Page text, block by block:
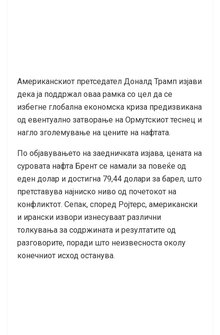
Американскиот претседател Доналд Трамп изјави
дека ја поддржал оваа рамка со цел да се
избегне глобална економска криза предизвикана
од евентуално затворање на Ормутскиот теснец и
нагло зголемување на цените на нафтата.
По објавувањето на заедничката изјава, цената на
суровата нафта Брент се намали за повеќе од
еден долар и достигна 79,44 долари за барел, што
претставува најниско ниво од почетокот на
конфликтот. Сепак, според Ројтерс, американски
и ирански извори изнесуваат различни
толкувања за содржината и резултатите од
разговорите, поради што неизвесноста околу
конечниот исход останува.